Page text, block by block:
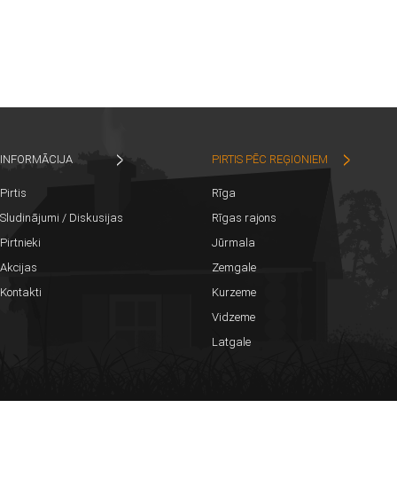
INFORMĀCIJA
Pirtis
Sludinājumi / Diskusijas
Pirtnieki
Akcijas
Kontakti
PIRTIS PĒC REĢIONIEM
Rīga
Rīgas rajons
Jūrmala
Zemgale
Kurzeme
Vidzeme
Latgale